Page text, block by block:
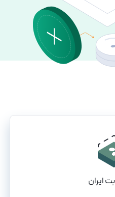
ایران